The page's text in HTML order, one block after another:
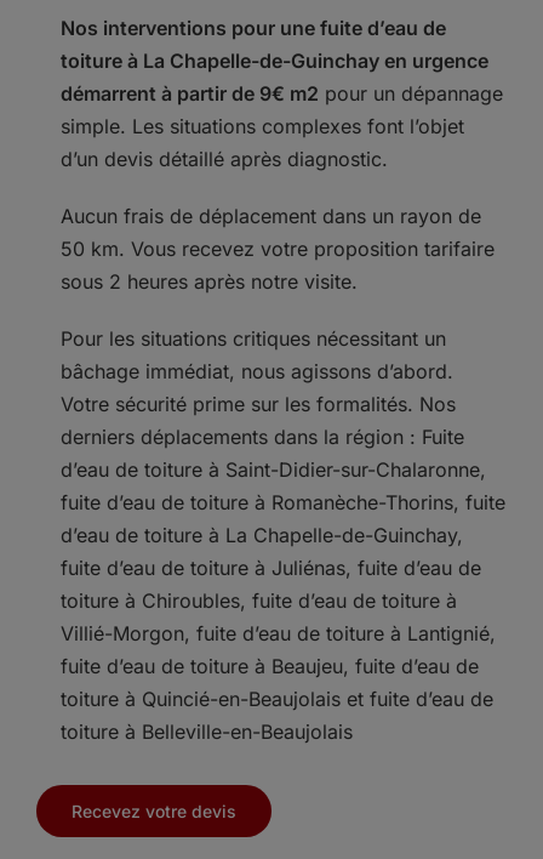
Nos interventions pour une fuite d’eau de
toiture à La Chapelle-de-Guinchay en urgence
démarrent à partir de 9€ m2 pour un dépannage
simple. Les situations complexes font l’objet
d’un devis détaillé après diagnostic.
Aucun frais de déplacement dans un rayon de
50 km. Vous recevez votre proposition tarifaire
sous 2 heures après notre visite.
Pour les situations critiques nécessitant un
bâchage immédiat, nous agissons d’abord.
Votre sécurité prime sur les formalités. Nos
derniers déplacements dans la région : Fuite
d’eau de toiture à Saint-Didier-sur-Chalaronne,
fuite d’eau de toiture à Romanèche-Thorins, fuite
d’eau de toiture à La Chapelle-de-Guinchay,
fuite d’eau de toiture à Juliénas, fuite d’eau de
toiture à Chiroubles, fuite d’eau de toiture à
Villié-Morgon, fuite d’eau de toiture à Lantignié,
fuite d’eau de toiture à Beaujeu, fuite d’eau de
toiture à Quincié-en-Beaujolais et fuite d’eau de
toiture à Belleville-en-Beaujolais
Recevez votre devis